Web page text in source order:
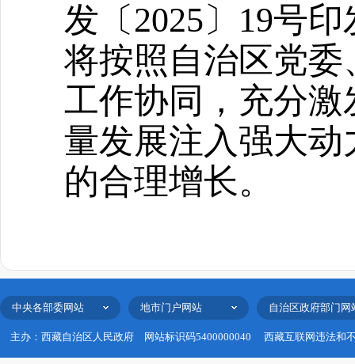
发〔 2025 〕 19号印
将按照自治区党
工作协同，充分
量发展注入强大动
的合理增长。
中央各部委网站 地市门户网站 自治区政府部门网
主办：西藏自治区人民政府 网站标识码5400000040 西藏互联网违法和